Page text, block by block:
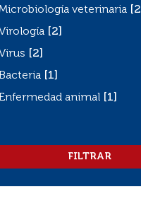
veterinaria
veterinaria
[2]
Virología
[2]
Virus
[2]
Bacteria
[1]
animal
Enfermedad animal
[1]